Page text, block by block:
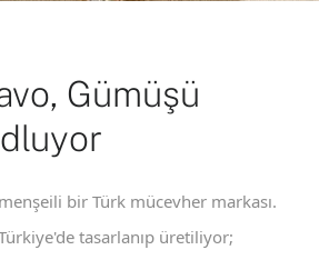
Gümüşü
bir Türk mücevher markası.
tasarlanıp üretiliyor;